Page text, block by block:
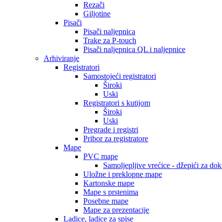
Rezači
Giljotine
Pisači
Pisači naljepnica
Trake za P-touch
Pisači naljepnica QL i naljepnice
Arhiviranje
Registratori
Samostojeći registratori
Široki
Uski
Registratori s kutijom
Široki
Uski
Pregrade i registri
Pribor za registratore
Mape
PVC mape
Samoljepljive vrećice - džepići za
Uložne i preklopne mape
Kartonske mape
Mape s prstenima
Posebne mape
Mape za prezentacije
Ladice, ladice za spise